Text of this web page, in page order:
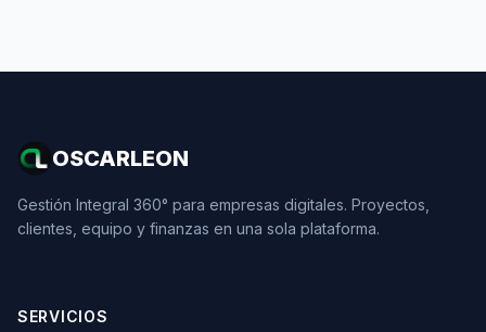
OSCARLEON
Gestión Integral 360° para empresas digitales. Proyectos,
clientes, equipo y finanzas en una sola plataforma.
SERVICIOS